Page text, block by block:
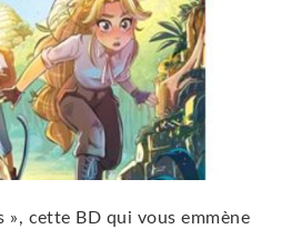
», cette BD qui vous emmène